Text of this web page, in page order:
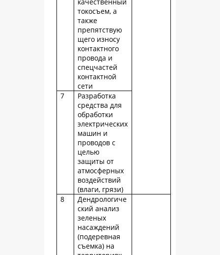
токосъем, а
также
препятствую
щего износу
контактного
провода и
спецчастей
контактной
сети
7
Разработка
средства для
обработки
электрических
машин и
проводов с
целью
защиты от
атмосферных
воздействий
(влаги, грязи)
8
Дендрологиче
ский анализ
зеленых
насаждений
(подеревная
съемка) на